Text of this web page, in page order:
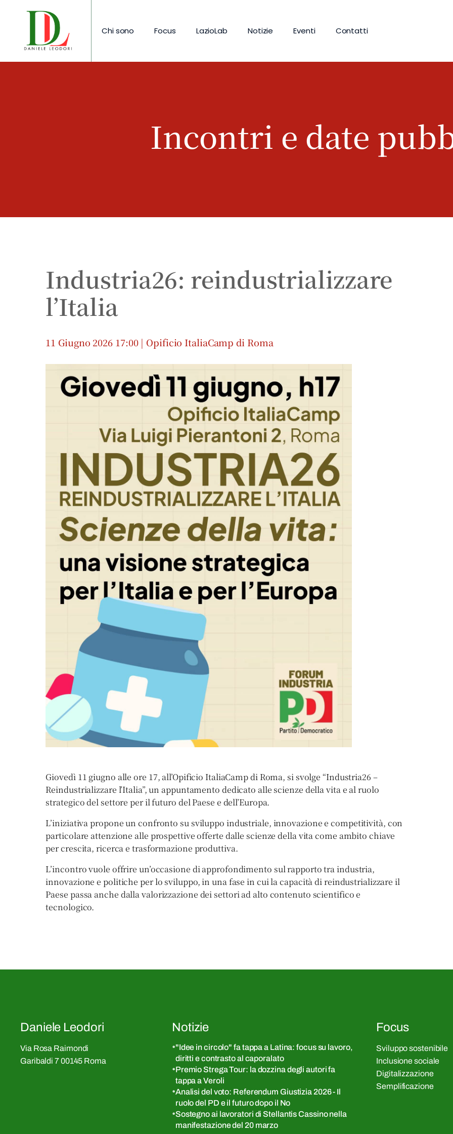
Chi sono Focus LazioLab Notizie Eventi Contatti
Incontri e date
Industria26: reindustrializzare
l’Italia
11 Giugno 2026 17:00 | Opificio ItaliaCamp di Roma
Giovedì 11 giugno alle ore 17, all’Opificio ItaliaCamp di Roma, si svolge “Industria26 –
Reindustrializzare l’Italia”, un appuntamento dedicato alle scienze della vita e al ruolo
strategico del settore per il futuro del Paese e dell’Europa.
L’iniziativa propone un confronto su sviluppo industriale, innovazione e competitività, con
particolare attenzione alle prospettive offerte dalle scienze della vita come ambito chiave
per crescita, ricerca e trasformazione produttiva.
L’incontro vuole offrire un’occasione di approfondimento sul rapporto tra industria,
innovazione e politiche per lo sviluppo, in una fase in cui la capacità di reindustrializzare il
Paese passa anche dalla valorizzazione dei settori ad alto contenuto scientifico e
tecnologico.
Daniele Leodori
Via Rosa Raimondi
Garibaldi 7 00145 Roma
Notizie
"Idee in circolo" fa tappa a Latina: focus su lavoro,
diritti e contrasto al caporalato
Premio Strega Tour: la dozzina degli autori fa
tappa a Veroli
Analisi del voto: Referendum Giustizia 2026 - Il
ruolo del PD e il futuro dopo il No
Sostegno ai lavoratori di Stellantis Cassino nella
manifestazione del 20 marzo
Focus
Sviluppo sostenibile
Inclusione sociale
Digitalizzazione
Semplificazione